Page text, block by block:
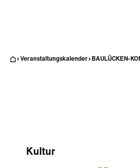
Veranstaltungskalender BAULÜCKEN-
Kultur